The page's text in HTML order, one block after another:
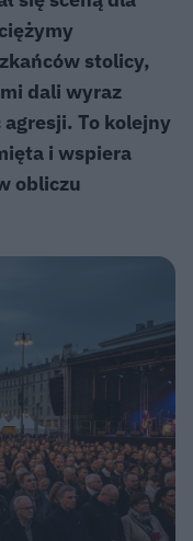
stolicy,
dali wyraz
To kolejny
i wspiera
obliczu